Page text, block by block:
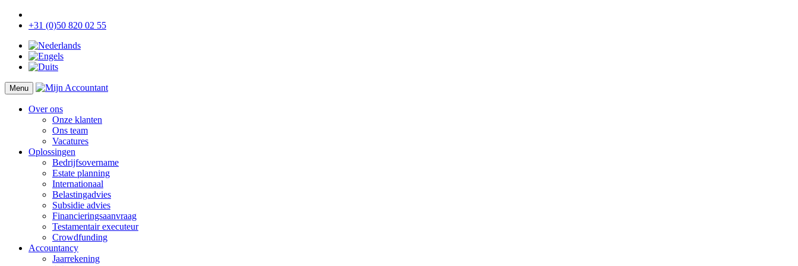
+31 (0)50 820 02 55
Menu
Over ons
Onze klanten
Ons team
Vacatures
Oplossingen
Bedrijfsovername
Estate planning
Internationaal
Belastingadvies
Subsidie advies
Financieringsaanvraag
Testamentair executeur
Crowdfunding
Accountancy
Jaarrekening